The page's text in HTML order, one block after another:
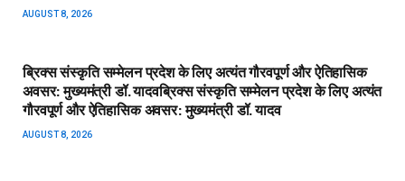
AUGUST 8, 2026
ब्रिक्स संस्कृति सम्मेलन प्रदेश के लिए अत्यंत गौरवपूर्ण और ऐतिहासिक
अवसर: मुख्यमंत्री डॉ. यादव​ब्रिक्स संस्कृति सम्मेलन प्रदेश के लिए अत्यंत
गौरवपूर्ण और ऐतिहासिक अवसर: मुख्यमंत्री डॉ. यादव
AUGUST 8, 2026